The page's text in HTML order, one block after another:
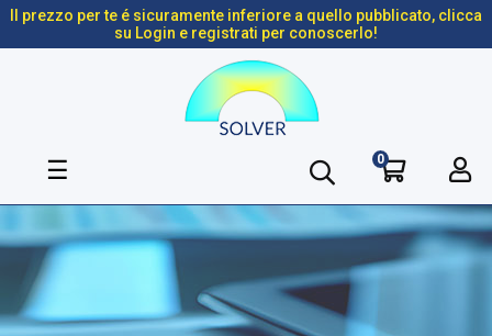
Il prezzo per te é sicuramente inferiore a quello pubblicato, clicca
su Login e registrati per conoscerlo!
navigazione
☰ 0